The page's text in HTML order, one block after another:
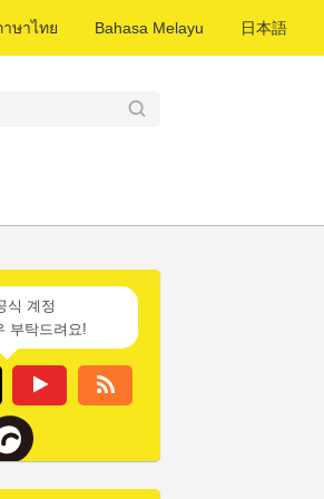
ษาไทย Bahasa Melayu 日本語
식 계정
부탁드려요!